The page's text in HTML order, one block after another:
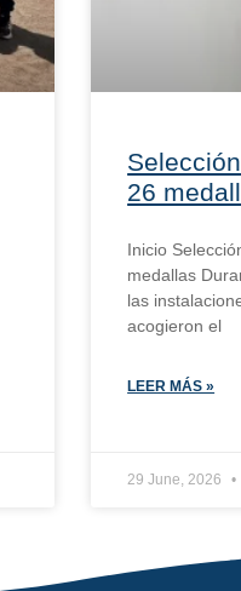
26
Inicio
medallas
las
acogieron el
LEER MÁS »
29 June, 2026